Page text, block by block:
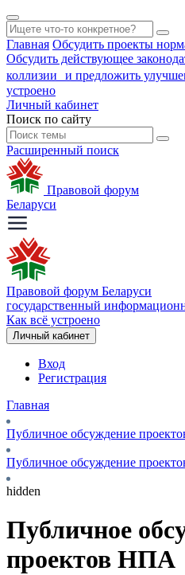
Главная Обсудить проекты
Обсудить действующее
коллизии и предложить
устроено
Личный кабинет
Поиск по сайту
Расширенный поиск
Правовой форум
Беларуси
Правовой форум Беларуси
государственный
Как всё устроено
Личный кабинет
Вход
Регистрация
Главная
Публичное обсуждение
Публичное обсуждение
hidden
Публичное
проектов НПА